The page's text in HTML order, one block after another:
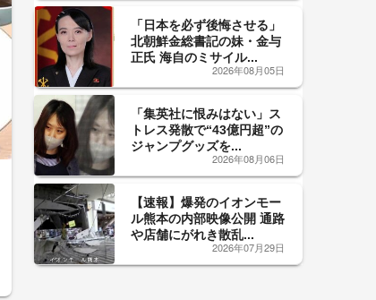
「日本を必ず後悔させる」
北朝鮮金総書記の妹・金与
正氏 海自のミサイル...
2026年08月05日
「集英社に恨みはない」ス
トレス発散で“43億円超”の
ジャンプグッズを...
2026年08月06日
【速報】爆発のイオンモー
ル熊本の内部映像公開 通路
や店舗にがれき散乱...
2026年07月29日